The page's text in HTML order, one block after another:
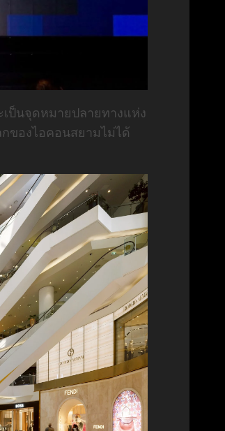
ป็นจุดหมายปลายทางแห่ง
ของไอคอนสยามไม่ได้